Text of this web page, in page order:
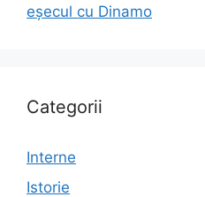
eșecul cu Dinamo
Categorii
Interne
Istorie